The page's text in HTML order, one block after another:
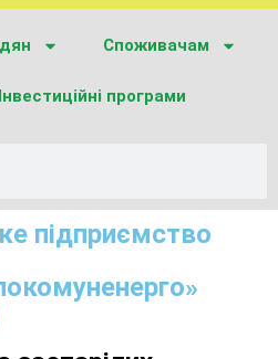
Споживачам
Інвестиційні програми
підприємство